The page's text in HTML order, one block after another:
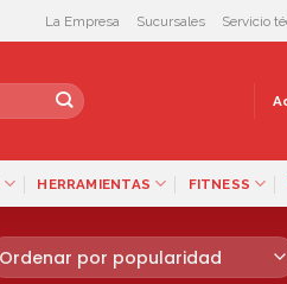
La Empresa Sucursales Servicio
HERRAMIENTAS FITNESS